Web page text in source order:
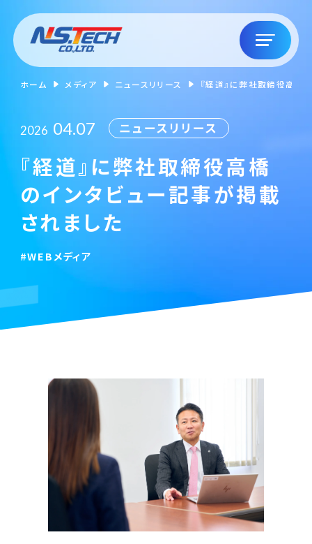
ホーム メディア ニュースリリース 『経道』に弊社取締役高橋
2026 04.07 ニュースリリース
『経道』に弊社取締役高橋
のインタビュー記事が掲載
されました
#WEBメディア